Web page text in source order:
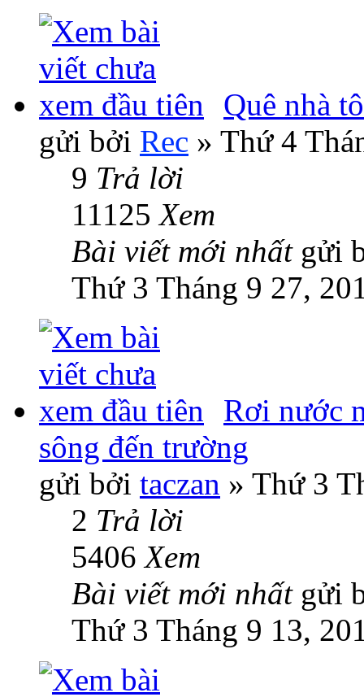
Quê nhà
gửi bởi Rec » Thứ 4
9 Trả lời
11125Xem
Bài viết mới nhất gửi
Thứ 3 Tháng 9 27,
Rơi nước
sông đến trường
gửi bởi taczan » Thứ 3
2 Trả lời
5406Xem
Bài viết mới nhất gửi
Thứ 3 Tháng 9 13,